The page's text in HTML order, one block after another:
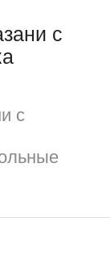
с
с